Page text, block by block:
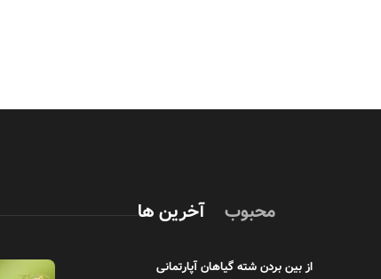
آخرین ها محبوب
از بین بردن شته گیاهان آپارتمانی